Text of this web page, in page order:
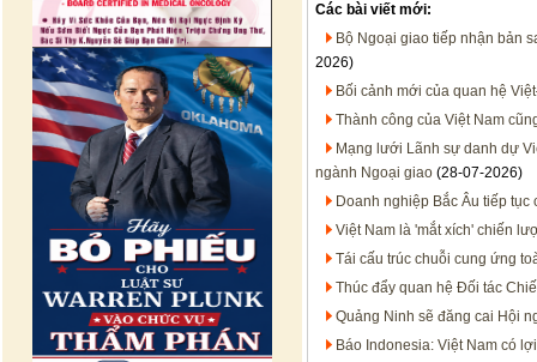
Các bài viết mới:
Bộ Ngoại giao tiếp nhận bản
2026)
Bối cảnh mới của quan hệ
Thành công của Việt Nam
Mạng lưới Lãnh sự danh dự
ngành Ngoại giao (28-07-2026)
Doanh nghiệp Bắc Âu tiếp
Việt Nam là 'mắt xích' chiến
Tái cấu trúc chuỗi cung ứng
Thúc đẩy quan hệ Đối tác
Quảng Ninh sẽ đăng cai Hội
Báo Indonesia: Việt Nam có